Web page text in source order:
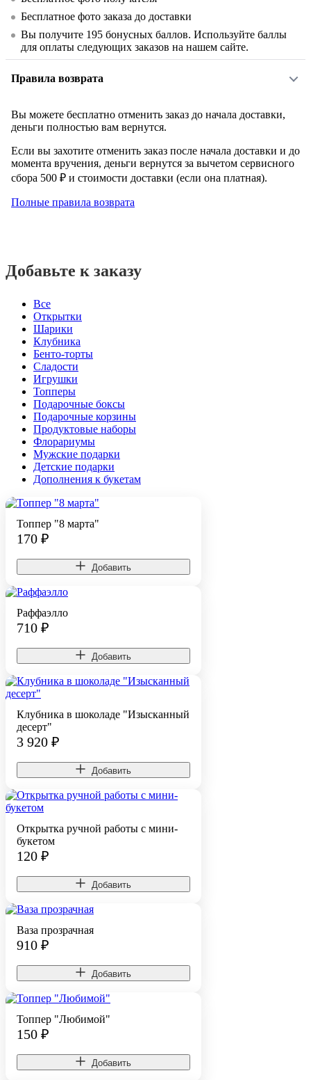
Бесплатное фото заказа до доставки
Вы получите 195 бонусных баллов. Используйте баллы
для оплаты следующих заказов на нашем сайте.
Правила возврата
Вы можете бесплатно отменить заказ до начала доставки,
деньги полностью вам вернутся.
Если вы захотите отменить заказ после начала доставки и до
момента вручения, деньги вернутся за вычетом сервисного
сбора 500 ₽ и стоимости доставки (если она платная).
Полные правила возврата
Добавьте к заказу
Все
Открытки
Шарики
Клубника
Бенто-торты
Сладости
Игрушки
Топперы
Подарочные боксы
Подарочные корзины
Продуктовые наборы
Флорариумы
Мужские подарки
Детские подарки
Дополнения к букетам
Топпер "8 марта"
170 ₽
Добавить
Раффаэлло
710 ₽
Добавить
Клубника в шоколаде "Изысканный
десерт"
3 920 ₽
Добавить
Открытка ручной работы с мини-
букетом
120 ₽
Добавить
Ваза прозрачная
910 ₽
Добавить
Топпер "Любимой"
150 ₽
Добавить